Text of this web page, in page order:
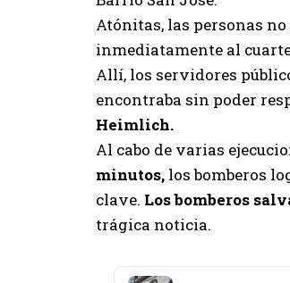
Atónitas, las personas
inmediatamente al
Allí, los servidores
encontraba sin poder
Heimlich.
Al cabo de varias
minutos, los bomberos
clave. Los bomberos
trágica noticia.